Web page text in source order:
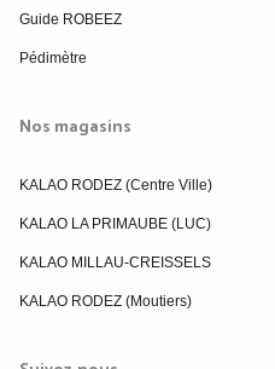
Guide ROBEEZ
Pédimètre
Nos magasins
KALAO RODEZ (Centre Ville)
KALAO LA PRIMAUBE (LUC)
KALAO MILLAU-CREISSELS
KALAO RODEZ (Moutiers)